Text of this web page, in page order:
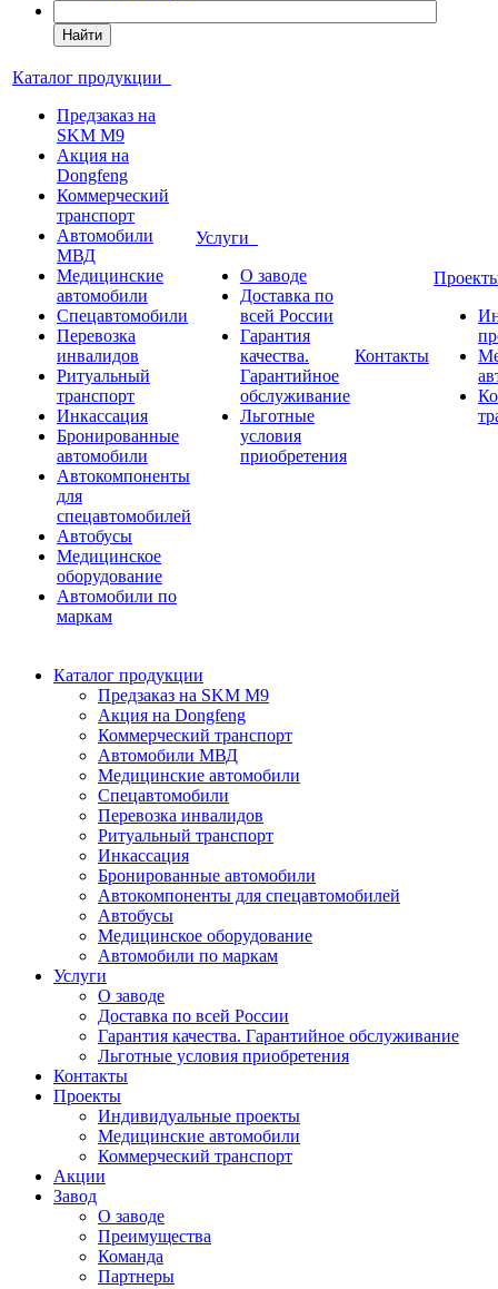
Найти
Каталог продукции
Предзаказ на
SKM M9
Акция на
Dongfeng
Коммерческий
транспорт
Автомобили
МВД
Медицинские
автомобили
Спецавтомобили
Перевозка
инвалидов
Ритуальный
транспорт
Инкассация
Бронированные
автомобили
Автокомпоненты
для
спецавтомобилей
Автобусы
Медицинское
оборудование
Автомобили по
маркам
Услуги
О заводе
Доставка по
всей России
Гарантия
качества.
Гарантийное
обслуживание
Льготные
условия
приобретения
Контакты
Каталог продукции
Предзаказ на SKM M9
Акция на Dongfeng
Коммерческий транспорт
Автомобили МВД
Медицинские автомобили
Спецавтомобили
Перевозка инвалидов
Ритуальный транспорт
Инкассация
Бронированные автомобили
Автокомпоненты для спецавтомобилей
Автобусы
Медицинское оборудование
Автомобили по маркам
Услуги
О заводе
Доставка по всей России
Гарантия качества. Гарантийное обслуживание
Льготные условия приобретения
Контакты
Проекты
Индивидуальные проекты
Медицинские автомобили
Коммерческий транспорт
Акции
Завод
О заводе
Преимущества
Команда
Партнеры